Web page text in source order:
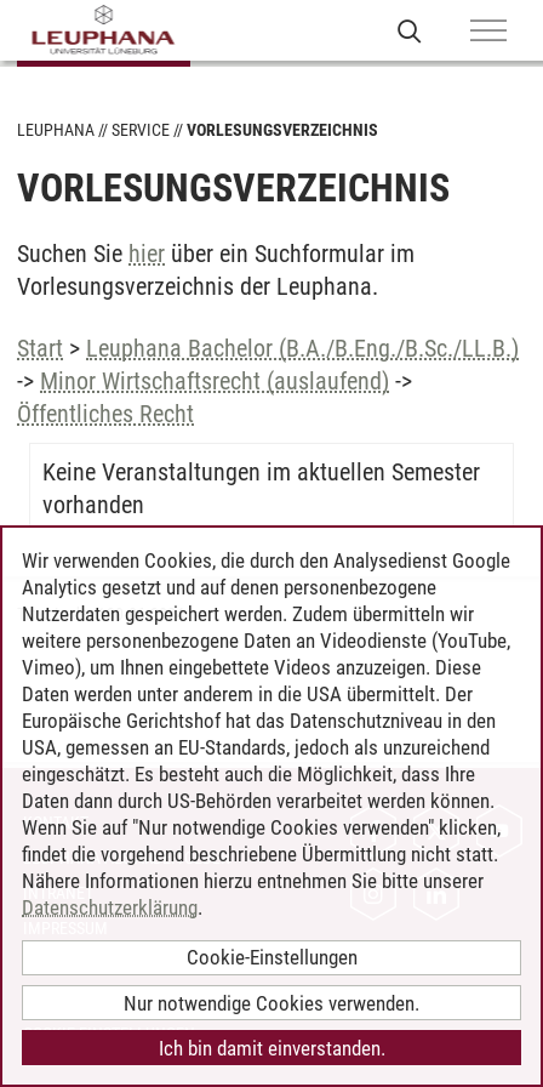
LEUPHANA SERVICE VORLESUNGSVERZEICHNIS
VORLESUNGSVERZEICHNIS
Suchen Sie hier über ein Suchformular im
Vorlesungsverzeichnis der Leuphana.
Start > Leuphana Bachelor (B.A./B.Eng./B.Sc./LL.B.)
-> Minor Wirtschaftsrecht (auslaufend) ->
Öffentliches Recht
Keine Veranstaltungen im aktuellen Semester
vorhanden
Timo Leder/30.06.2024
KONTAKT
LEUPHANA ALS ARBEITGEBER
INTRANET
BARRIEREFREIHEIT
COOKIE-EINSTELLUNGEN
Wir verwenden Cookies, die durch den Analysedienst Google
Analytics gesetzt und auf denen personenbezogene
Nutzerdaten gespeichert werden. Zudem übermitteln wir
weitere personenbezogene Daten an Videodienste (YouTube,
Vimeo), um Ihnen eingebettete Videos anzuzeigen. Diese
Daten werden unter anderem in die USA übermittelt. Der
Europäische Gerichtshof hat das Datenschutzniveau in den
USA, gemessen an EU-Standards, jedoch als unzureichend
eingeschätzt. Es besteht auch die Möglichkeit, dass Ihre
Daten dann durch US-Behörden verarbeitet werden können.
Wenn Sie auf "Nur notwendige Cookies verwenden" klicken,
findet die vorgehend beschriebene Übermittlung nicht statt.
Nähere Informationen hierzu entnehmen Sie bitte unserer
Datenschutzerklärung.
Cookie-Einstellungen
Nur notwendige Cookies verwenden.
Ich bin damit einverstanden.